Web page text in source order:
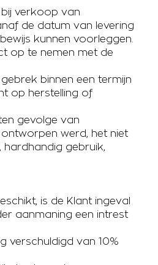
verkoop van
de datum van levering
kunnen voorleggen.
op te nemen met de
binnen een termijn
op herstelling of
gevolge van
werd, het niet
hardhandig gebruik,
is de Klant ingeval
aanmaning een intrest
verschuldigd van 10%